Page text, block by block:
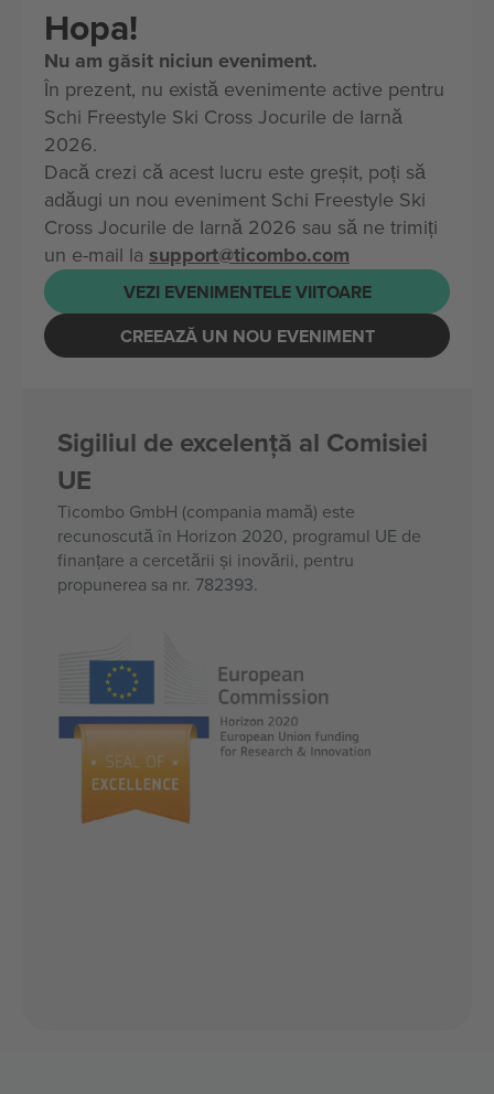
Hopa!
Nu am găsit niciun eveniment.
În prezent, nu există evenimente active pentru
Schi Freestyle Ski Cross Jocurile de Iarnă
2026.
Dacă crezi că acest lucru este greșit, poți să
adăugi un nou eveniment Schi Freestyle Ski
Cross Jocurile de Iarnă 2026 sau să ne trimiți
un e-mail la support@ticombo.com
VEZI EVENIMENTELE VIITOARE
CREEAZĂ UN NOU EVENIMENT
Sigiliul de excelență al Comisiei
UE
Ticombo GmbH (compania mamă) este
recunoscută în Horizon 2020, programul UE de
finanțare a cercetării și inovării, pentru
propunerea sa nr. 782393.